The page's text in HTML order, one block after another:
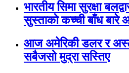
भारतीय सिमा सुरक्षा
सुस्ताको कच्ची बाँध
आज अमेरिकी डलर र
सबैजसो मुद्रा सस्तिए